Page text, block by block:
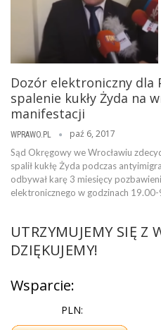
Dozór elektroniczny dla
spalenie kukły Żyda na
manifestacji
WPRAWO.PL paź 6, 2017
Sąd Okręgowy we Wrocławiu
spalił kukłę Żyda podczas
odbywał karę 3 miesięcy
elektronicznego w godzinach
UTRZYMUJEMY SIĘ Z
DZIĘKUJEMY!
Wsparcie:
PLN: